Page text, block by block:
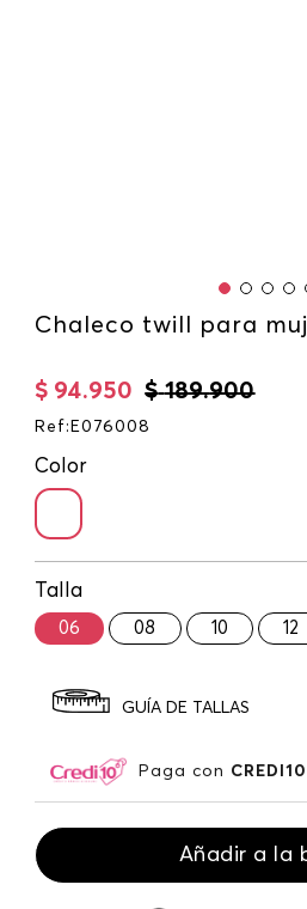
Chaleco twill para
$ 189.900
$ 94.950
Ref : E076008
Color
Talla
06 08 10 12
GUÍA DE TALLAS
Paga con CREDI10
Añadir a la